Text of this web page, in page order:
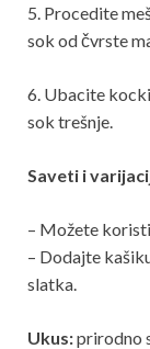
5. Procedite
sok od čvrste
6. Ubacite
sok trešnje.
Saveti i
– Možete
– Dodajte
slatka.
Ukus:prirodno